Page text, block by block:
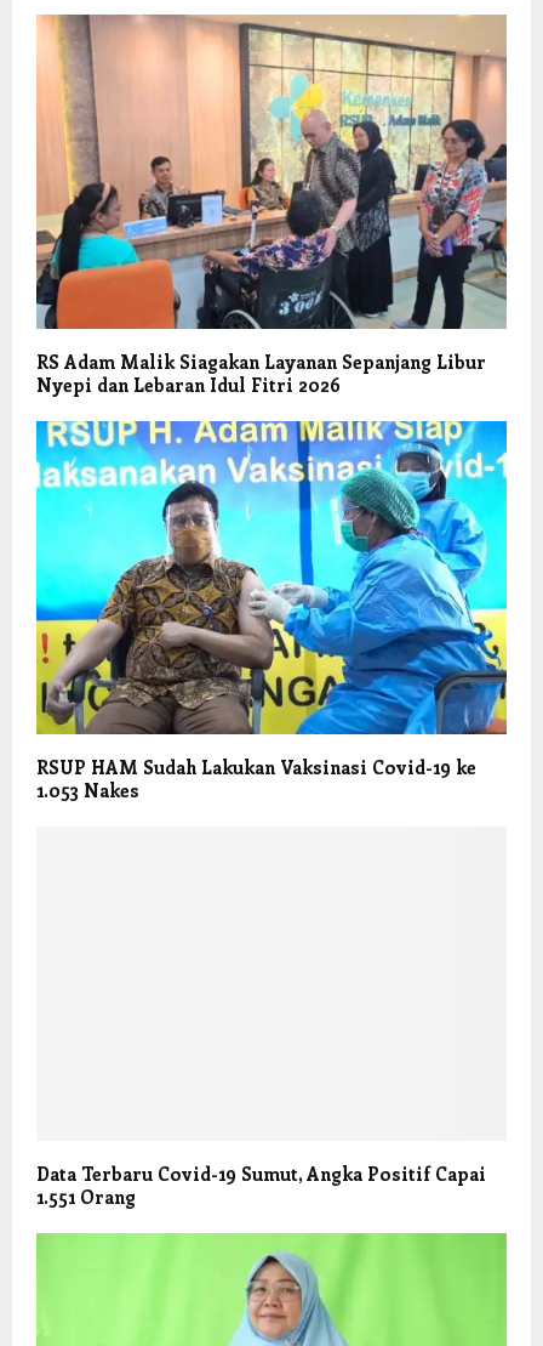
RS Adam Malik Siagakan Layanan Sepanjang Libur
Nyepi dan Lebaran Idul Fitri 2026
RSUP HAM Sudah Lakukan Vaksinasi Covid-19 ke
1.053 Nakes
Data Terbaru Covid-19 Sumut, Angka Positif Capai
1.551 Orang